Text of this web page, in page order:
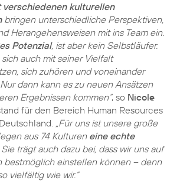
verschiedenen kulturellen
bringen unterschiedliche Perspektiven,
Herangehensweisen mit ins Team ein.
Potenzial, ist aber kein Selbstläufer.
sich auch mit seiner Vielfalt
sich zuhören und voneinander
dann kann es zu neuen Ansätzen
Ergebnissen kommen“, so Nicole
für den Bereich Human Resources
„Für uns ist unsere große
aus 74 Kulturen eine echte
Sie trägt auch dazu bei, dass wir uns auf
bestmöglich einstellen können – denn
vielfältig wie wir.“